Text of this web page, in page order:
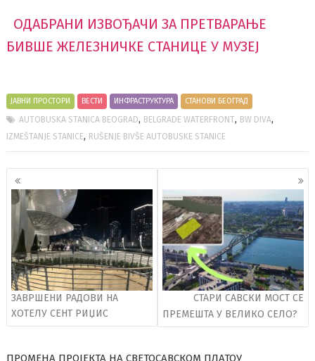
ОДАБРАНИ ИЗВОЂАЧИ ЗА ПРЕТВАРАЊЕ
БИВШЕ ЖЕЛЕЗНИЧКЕ СТАНИЦЕ У МУЗЕЈ
ЈАВНИ ПРОСТОРИ ВЕСТИ ИНФРАСТРУКТУРА СТАНОВИ БЕОГРАД
AUTOBUSKA STANICA BEOGRAD, BELGRADE WATERFRONT, BW DIVA,
IZMEŠTANJE STANICE, RUŠENJE BIVŠE AUTOBUSKE STANICE
Кретање
чланака
ЗАВРШЕНИ РАДОВИ НА
ХОТЕЛУ СЕНТ РИЏИС
СТАРИ САВСКИ МОСТ СЕ
ПРЕМЕШТА У ВЕЛИКО СЕЛО?
ПРОМЕНА ПРОЈЕКТА НА СВЕТОСАВСКОМ ПЛАТОУ